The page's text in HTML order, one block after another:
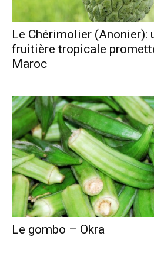
Le Chérimolier (Anonier):
fruitière tropicale
Maroc
Le gombo – Okra